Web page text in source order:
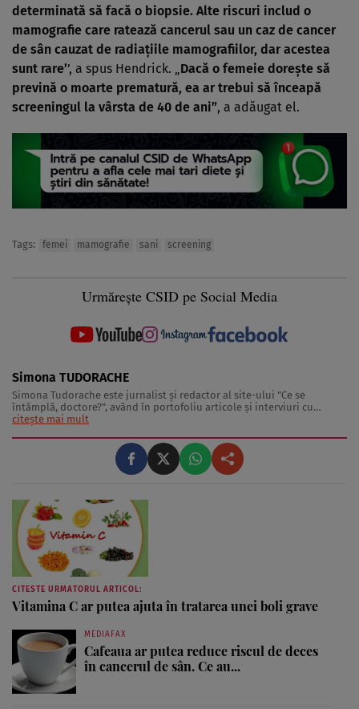
determinată să facă o biopsie. Alte riscuri includ o
mamografie care ratează cancerul sau un caz de cancer
de sân cauzat de radiaţiile mamografiilor, dar acestea
sunt rare’’, a spus Hendrick. „ Dacă o femeie doreşte să
prevină o moarte prematură, ea ar trebui să înceapă
screeningul la vârsta de 40 de ani”, a adăugat el.
Tags: femei mamografie sani screening
Urmărește CSID pe Social Media
Simona TUDORACHE
Simona Tudorache este jurnalist şi redactor al site-ului "Ce se
întâmplă, doctore?", având în portofoliu articole şi interviuri cu
medici, nutriţionişti şi specialişti în activitate fizică. De asemenea,
citește mai mult
CITESTE URMATORUL ARTICOL:
Vitamina C ar putea ajuta în tratarea unei boli grave
MEDIAFAX
Cafeaua ar putea reduce riscul de deces
în cancerul de sân. Ce au...